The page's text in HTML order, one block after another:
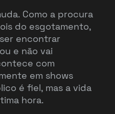
Como a procura
do esgotamento,
encontrar
e não vai
com
em shows
é fiel, mas a vida
hora.